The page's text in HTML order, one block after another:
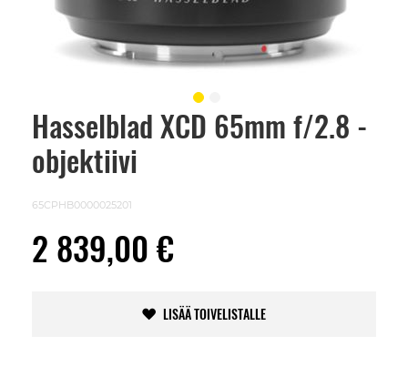
Hasselblad XCD 65mm f/2.8 -
objektiivi
65CPHB0000025201
2 839,00 €
LISÄÄ TOIVELISTALLE
Skip
beginning
images